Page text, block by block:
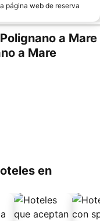
página web de reserva
a Mare
a Mare
en